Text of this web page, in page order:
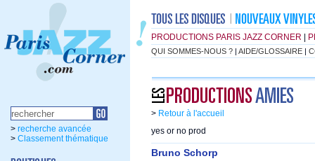
PRODUCTIONS PARIS JAZZ CORNER
QUI SOMMES-NOUS ? | AIDE/GLOSSAIRE |
> recherche avancée
> Classement thématique
> Retour à l'accueil
yes or no prod
Bruno Schorp